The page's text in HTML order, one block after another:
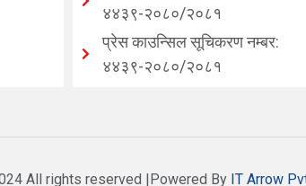
४४३९-२०८०/२०८१
प्रेस काउन्सिल सूचिकरण नम्बर:
४४३९-२०८०/२०८१
All rights reserved |Powered By IT Arrow